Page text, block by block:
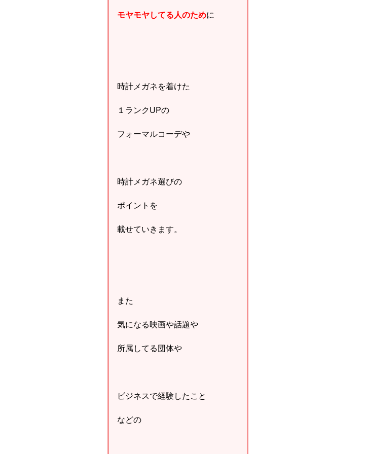
モヤモヤしてる人のために
時計メガネを着けた
１ランクUPの
フォーマルコーデや
時計メガネ選びの
ポイントを
載せていきます。
また
気になる映画や話題や
所属してる団体や
ビジネスで経験したこと
などの